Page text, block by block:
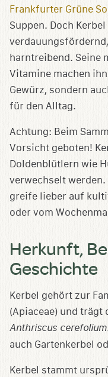
Frankfurter Grüne
Suppen. Doch
harntreibend. Seine
Vitamine machen
Gewürz, sondern
für den Alltag.
Achtung: Beim
Vorsicht geboten!
Doldenblütlern wie
verwechselt
greife lieber auf
oder vom
Herkunft,
Geschichte
Kerbel gehört zur
(Apiaceae) und trägt
Anthriscus cerefolium
auch Gartenkerbel
Kerbel stammt